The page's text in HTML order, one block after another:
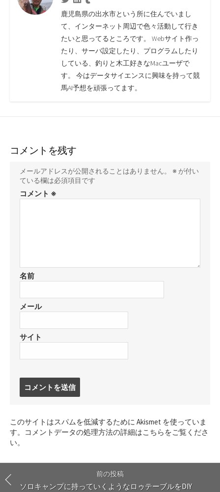
鹿児島県の出水市という所に住んでいまし
て、インターネット周辺で色々活動して行き
たいと思ってるところです。 Webサイト作っ
たり、サーバ設定したり、プログラムしたり
している、釣りと木工好きなMacユーザで
す。 今はデータサイエンスに興味を持って競
馬AI予想を頑張ってます。
コメントを残す
メールアドレスが公開されることはありません。 ※ が付い
ている欄は必須項目です
コメント ※
名前
メール
サイト
す
る
このサイトはスパムを低減するために Akismet を使っていま
す。
コメントデータの処理方法の詳細はこちらをご覧くださ
い。
前の投稿
ソロキャンプに持っていくようなロゥテーブルをDIY